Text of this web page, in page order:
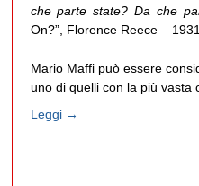
che parte state? Da che
On?”, Florence Reece –
Mario Maffi può essere
uno di quelli con la più vasta
Leggi →